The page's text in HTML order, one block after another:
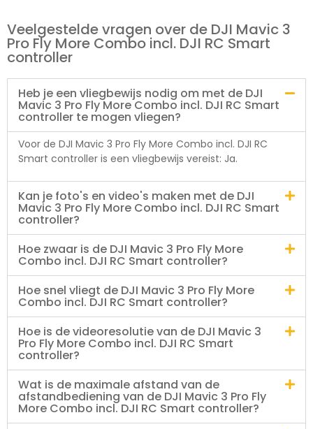
Veelgestelde vragen over de DJI Mavic 3
Pro Fly More Combo incl. DJI RC Smart
controller
Heb je een vliegbewijs nodig om met de DJI
Mavic 3 Pro Fly More Combo incl. DJI RC Smart
controller te mogen vliegen?
Voor de DJI Mavic 3 Pro Fly More Combo incl. DJI RC
Smart controller is een vliegbewijs vereist: Ja.
Kan je foto's en video's maken met de DJI
Mavic 3 Pro Fly More Combo incl. DJI RC Smart
controller?
Hoe zwaar is de DJI Mavic 3 Pro Fly More
Combo incl. DJI RC Smart controller?
Hoe snel vliegt de DJI Mavic 3 Pro Fly More
Combo incl. DJI RC Smart controller?
Hoe is de videoresolutie van de DJI Mavic 3
Pro Fly More Combo incl. DJI RC Smart
controller?
Wat is de maximale afstand van de
afstandbediening van de DJI Mavic 3 Pro Fly
More Combo incl. DJI RC Smart controller?